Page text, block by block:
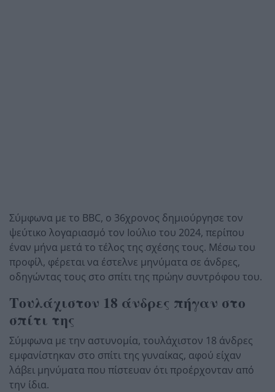
Σύμφωνα με το BBC, ο 36χρονος δημιούργησε τον
ψεύτικο λογαριασμό τον Ιούλιο του 2024, περίπου
έναν μήνα μετά το τέλος της σχέσης τους. Μέσω του
προφίλ, φέρεται να έστελνε μηνύματα σε άνδρες,
οδηγώντας τους στο σπίτι της πρώην συντρόφου του.
Τουλάχιστον 18 άνδρες πήγαν στο
σπίτι της
Σύμφωνα με την αστυνομία, τουλάχιστον 18 άνδρες
εμφανίστηκαν στο σπίτι της γυναίκας, αφού είχαν
λάβει μηνύματα που πίστευαν ότι προέρχονταν από
την ίδια.